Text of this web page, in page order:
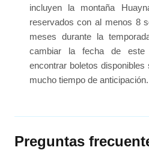
incluyen la montaña
reservados con al menos 8
meses durante la
cambiar la fecha de
encontrar boletos
mucho tiempo de anticipación.
Preguntas